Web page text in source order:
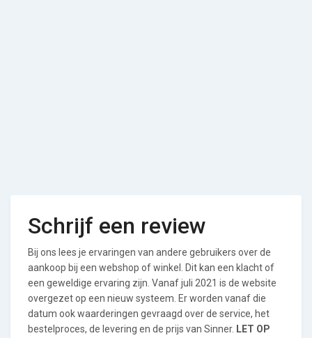
Schrijf een review
Bij ons lees je ervaringen van andere gebruikers over de
aankoop bij een webshop of winkel. Dit kan een klacht of
een geweldige ervaring zijn. Vanaf juli 2021 is de website
overgezet op een nieuw systeem. Er worden vanaf die
datum ook waarderingen gevraagd over de service, het
bestelproces, de levering en de prijs van Sinner. LET OP